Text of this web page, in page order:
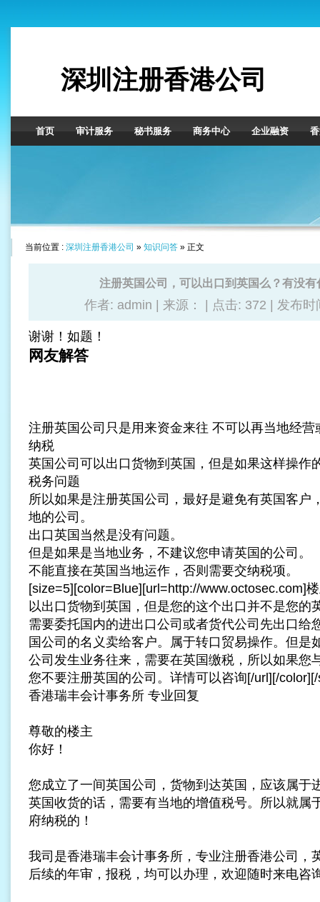
深圳注册香港公司
首页 审计服务 秘书服务 商务中心 企业融资
当前位置 : 深圳注册香港公司 » 知识问答» 正文
注册英国公司，可以出口到英国么？有没有
作者: admin | 来源： | 点击: 372 | 发布时
谢谢！如题！
网友解答
注册英国公司 只是用来资金来往 不可以再当地经
纳税
英国公司 可以出口货物到英国，但是如果这样操作
税务问题
所以如果是注册英国公司，最好是避免有英国客户
地的公司。
出口英国当然是没有问题。
但是如果是当地业务，不建议您申请英国的公司。
不能直接在英国当地运作，否则需要交纳税项。
[size=5][color=Blue][url=http://www.octosec.com]
以出口货物到英国，但是您的这个出口并不是您的
需要委托国内的进出口公司或者货代公司先出口给
国公司的名义卖给客户。属于转口贸易操作。但是
公司发生业务往来，需要在英国缴税，所以如果您
您不要注册英国的公司。详情可以咨询[/url][/
香港瑞丰会计事务所专业回复
尊敬的楼主
你好！
您成立了一间英国公司，货物到达英国，应该属于
英国收货的话，需要有当地的增值税号。所以就属
府纳税的！
我司是香港瑞丰会计事务所，专业注册香港公司
，
后续的年审 ， 报税，均可以办理，欢迎随时来电咨